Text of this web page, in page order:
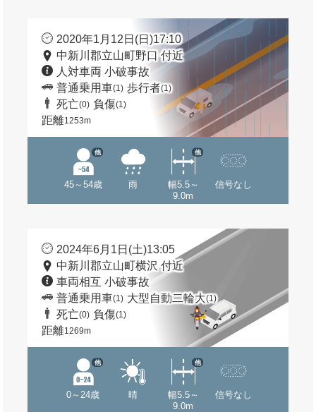
2020年1月12日(日)17:10
中新川郡立山町野口 付近
人対車両 小破事故
普通乗用車(1) 歩行者(1)
死亡(0) 負傷(1)
距離1253m
45～54歳
他
雨
幅5.5～
9.0m
他
信号なし
2024年6月1日(土)13:05
中新川郡立山町横沢 付近
車両相互 小破事故
普通乗用車(1) 大型自動二輪大(1)
死亡(0) 負傷(1)
距離1269m
0～24歳
他
晴
幅5.5～
9.0m
他
信号なし